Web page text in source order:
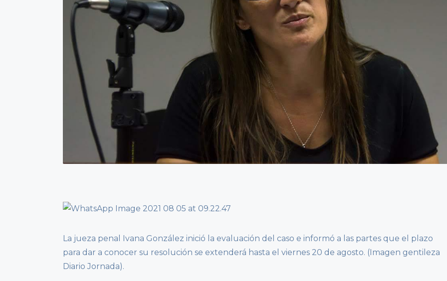
La jueza penal Ivana González inició la evaluación del caso e informó a las partes que el plazo
para dar a conocer su resolución se extenderá hasta el viernes 20 de agosto. (Imagen gentileza
Diario Jornada).